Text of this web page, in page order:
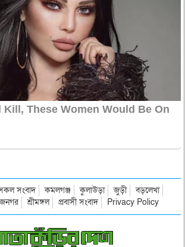
সংবাদ কমলগঞ্জ কুলাউড়া জুড়ী
বড়লেখা
শ্রীমঙ্গল প্রবাসী সংবাদ Privacy Policy